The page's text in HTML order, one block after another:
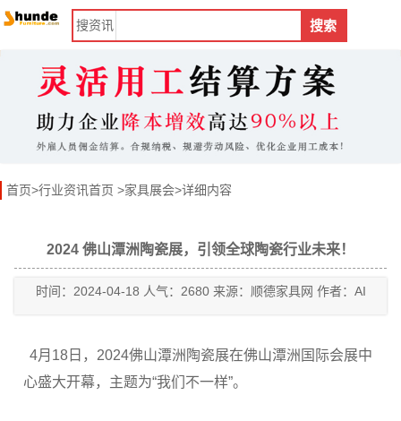
搜资讯 搜索
首页>行业资讯首页 >家具展会>详细内容
2024 佛山潭洲陶瓷展，引领全球陶瓷行业未来！
时间：2024-04-18 人气：2680 来源：顺德家具网 作者：AI
4月18日，2024佛山潭洲陶瓷展在佛山潭洲国际会展中
心盛大开幕，主题为“我们不一样”。